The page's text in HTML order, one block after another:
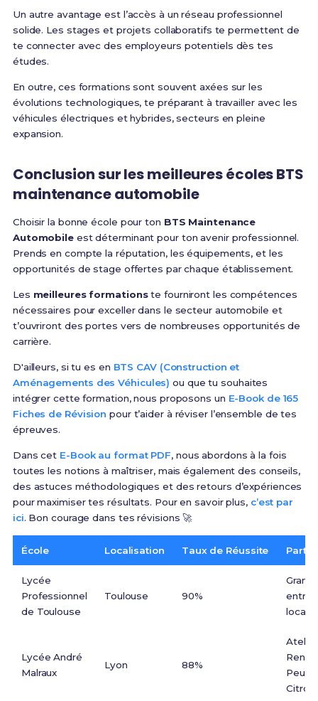
Un autre avantage est l’accès à un réseau professionnel
solide. Les stages et projets collaboratifs te permettent de
te connecter avec des employeurs potentiels dès tes
études.
En outre, ces formations sont souvent axées sur les
évolutions technologiques, te préparant à travailler avec les
véhicules électriques et hybrides, secteurs en pleine
expansion.
Conclusion sur lesmeilleures écoles BTS
maintenance automobile
Choisir la bonne école pour ton BTS Maintenance
Automobileest déterminant pour ton avenir professionnel.
Prends en compte la réputation, les équipements, et les
opportunités de stage offertes par chaque établissement.
Les meilleures formationste fourniront les compétences
nécessaires pour exceller dans le secteur automobile et
t’ouvriront des portes vers de nombreuses opportunités de
carrière.
D'ailleurs, si tu es en BTS CAV (Construction et
Aménagements des Véhicules) ou que tu souhaites
intégrer cette formation, nous proposons un E-Book de 165
Fiches de Révision pour t’aider à réviser l’ensemble de tes
épreuves.
Dans cet E-Book au format PDF, nous abordons à la fois
toutes les notions à maîtriser, mais également des conseils,
des astuces méthodologiques et des retours d’expériences
pour maximiser tes résultats. Pour en savoir plus, c’est par
ici. Bon courage dans tes révisions 🚀
École Localisation Taux de Réussite
Lycée
Professionnel
de Toulouse
Toulouse 90%
Lycée André
Malraux
Lyon 88%